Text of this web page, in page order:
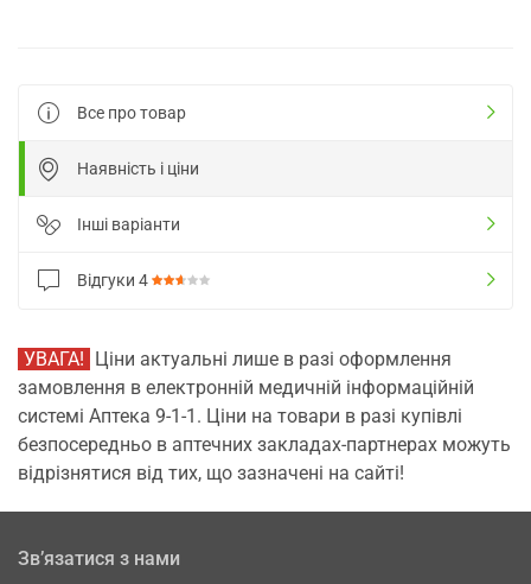
Все про товар
Наявність і ціни
Інші варіанти
Відгуки 4
УВАГА! Ціни актуальні лише в разі оформлення
замовлення в електронній медичній інформаційній
системі Аптека 9-1-1. Ціни на товари в разі купівлі
безпосередньо в аптечних закладах-партнерах можуть
відрізнятися від тих, що зазначені на сайті!
Зв’язатися з нами